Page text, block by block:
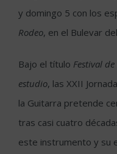
y domingo 5 con los
Rodeo, en el Bulevar
Bajo el título Festival
estudio, las XXII
la Guitarra pretende
tras casi cuatro
este instrumento y su